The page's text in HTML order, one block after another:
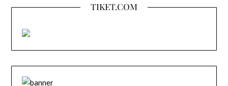
TIKET.COM